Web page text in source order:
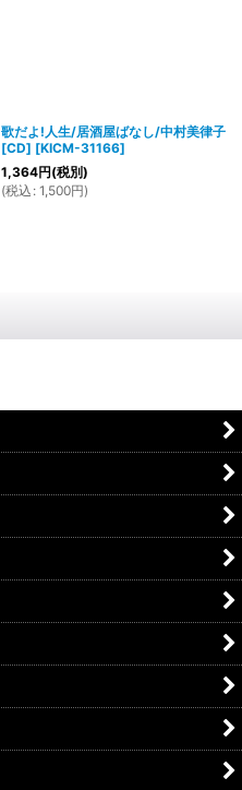
歌だよ!人生/居酒屋ばなし/中村美律子
[CD] [KICM-31166]
1,364円(税別)
(税込 : 1,500円)